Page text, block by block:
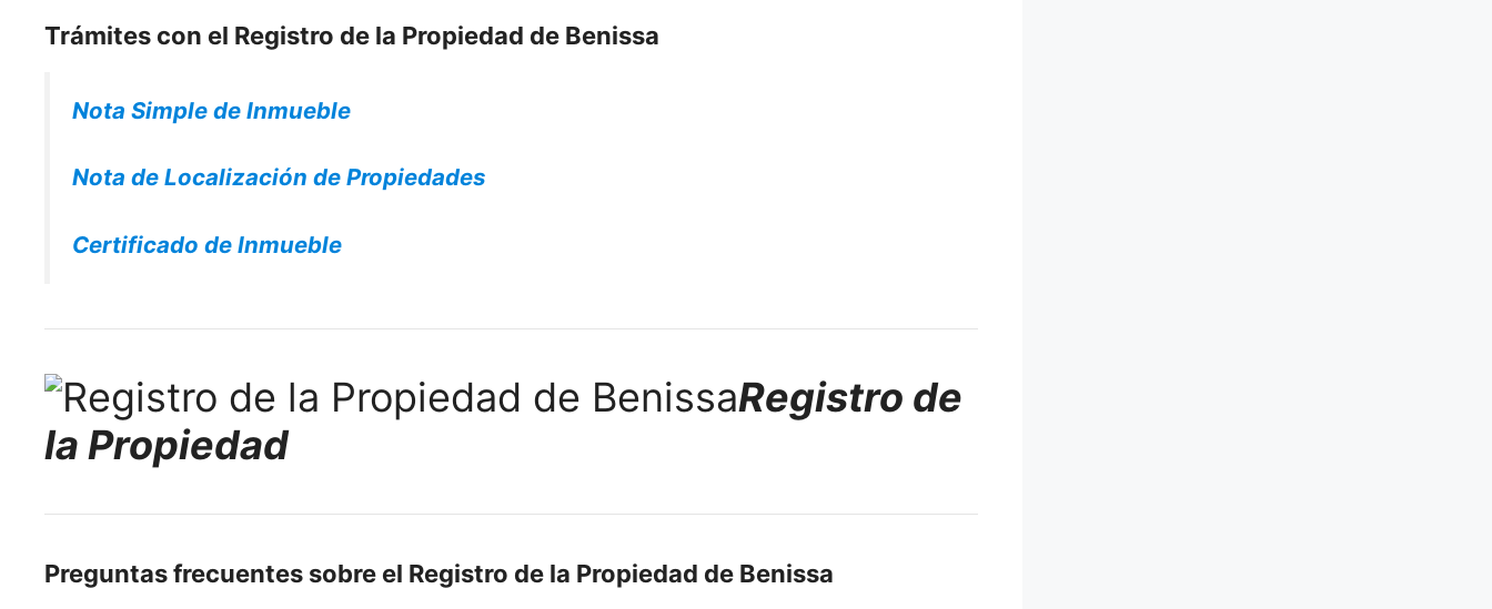
Trámites con el Registro de la Propiedad de Benissa
Nota Simple de Inmueble
Nota de Localización de Propiedades
Certificado de Inmueble
Registro de
la Propiedad
Preguntas frecuentes sobre el Registro de la Propiedad de Benissa